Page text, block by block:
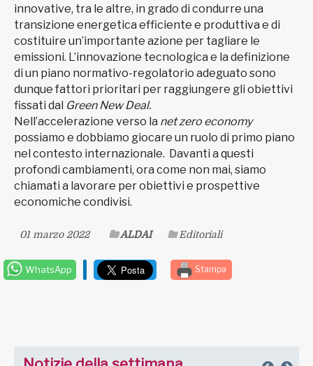
innovative, tra le altre, in grado di condurre una
transizione energetica efficiente e produttiva e di
costituire un’importante azione per tagliare le
emissioni. L’innovazione tecnologica e la definizione
di un piano normativo-regolatorio adeguato sono
dunque fattori prioritari per raggiungere gli obiettivi
fissati dal Green New Deal.
Nell’accelerazione verso la net zero economy
possiamo e dobbiamo giocare un ruolo di primo piano
nel contesto internazionale. Davanti a questi
profondi cambiamenti, ora come non mai, siamo
chiamati a lavorare per obiettivi e prospettive
economiche condivisi.
01 marzo 2022 ALDAI Editoriali
WhatsApp Stampa